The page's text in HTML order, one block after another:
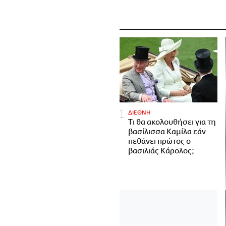
ΔΙΕΘΝΗ
Τι θα ακολουθήσει για τη
βασίλισσα Καμίλα εάν
πεθάνει πρώτος ο
βασιλιάς Κάρολος;